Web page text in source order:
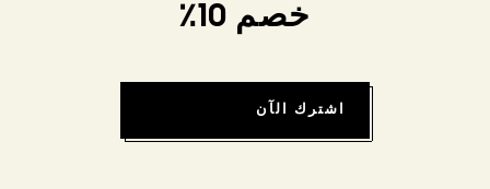
خصم 10٪
اشترك الآن